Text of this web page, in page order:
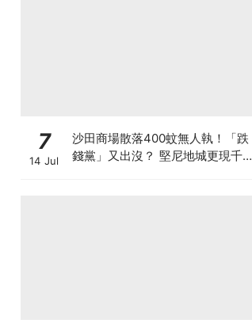
7
14 Jul
沙田商場散落400蚊無人執！「跌
錢黨」又出沒？ 堅尼地城更現千元